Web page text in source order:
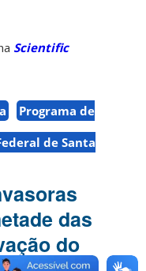
Scientific
Programa de
de Santa
das
do